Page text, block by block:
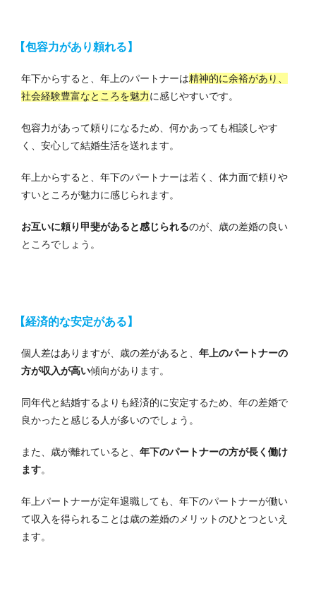
【包容力があり頼れる】
年下からすると、年上のパートナーは精神的に余裕があり、
社会経験豊富なところを魅力に感じやすいです。
包容力があって頼りになるため、何かあっても相談しやす
く、安心して結婚生活を送れます。
年上からすると、年下のパートナーは若く、体力面で頼りや
すいところが魅力に感じられます。
お互いに頼り甲斐があると感じられるのが、歳の差婚の良い
ところでしょう。
【経済的な安定がある】
個人差はありますが、歳の差があると、 年上のパートナーの
方が収入が高い傾向があります。
同年代と結婚するよりも経済的に安定するため、年の差婚で
良かったと感じる人が多いのでしょう。
また、歳が離れていると、 年下のパートナーの方が長く働け
ます。
年上パートナーが定年退職しても、年下のパートナーが働い
て収入を得られることは歳の差婚のメリットのひとつといえ
ます。